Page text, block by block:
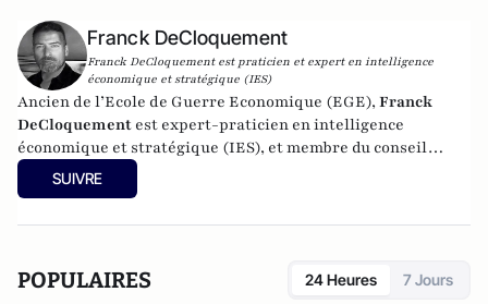
Franck DeCloquement
Franck DeCloquement est praticien et expert en intelligence
économique et stratégique (IES)
Ancien de l’Ecole de Guerre Economique (EGE), Franck
DeCloquement est expert-praticien en intelligence
économique et stratégique (IES), et membre du conseil
scientifique de l’Institut d’Études de Géopolitique
Appliquée - EGA. Il intervient comme conseil en appui aux
Cercle K2, il est aussi spécialiste des problématiques ayant
SUIVRE
POPULAIRES 24 Heures 7 Jours